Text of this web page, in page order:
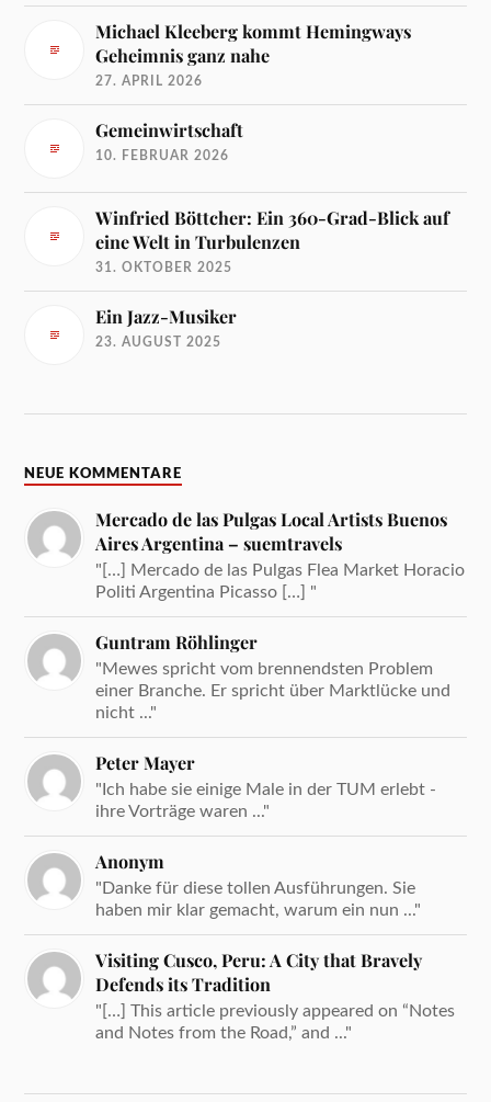
Michael Kleeberg kommt Hemingways
Geheimnis ganz nahe
27. APRIL 2026
Gemeinwirtschaft
10. FEBRUAR 2026
Winfried Böttcher: Ein 360-Grad-Blick auf
eine Welt in Turbulenzen
31. OKTOBER 2025
Ein Jazz-Musiker
23. AUGUST 2025
NEUE KOMMENTARE
Mercado de las Pulgas Local Artists Buenos
Aires Argentina – suemtravels
"[…] Mercado de las Pulgas Flea Market Horacio
Politi Argentina Picasso […] "
Guntram Röhlinger
"Mewes spricht vom brennendsten Problem
einer Branche. Er spricht über Marktlücke und
nicht ..."
Peter Mayer
"Ich habe sie einige Male in der TUM erlebt -
ihre Vorträge waren ..."
Anonym
"Danke für diese tollen Ausführungen. Sie
haben mir klar gemacht, warum ein nun ..."
Visiting Cusco, Peru: A City that Bravely
Defends its Tradition
"[…] This article previously appeared on “Notes
and Notes from the Road,” and ..."